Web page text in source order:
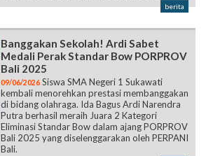
berita
Banggakan Sekolah! Ardi Sabet
Medali Perak Standar Bow PORPROV
Bali 2025
09/06/2026 Siswa SMA Negeri 1 Sukawati
kembali menorehkan prestasi membanggakan
di bidang olahraga. Ida Bagus Ardi Narendra
Putra berhasil meraih Juara 2 Kategori
Eliminasi Standar Bow dalam ajang PORPROV
Bali 2025 yang diselenggarakan oleh PERPANI
Bali.